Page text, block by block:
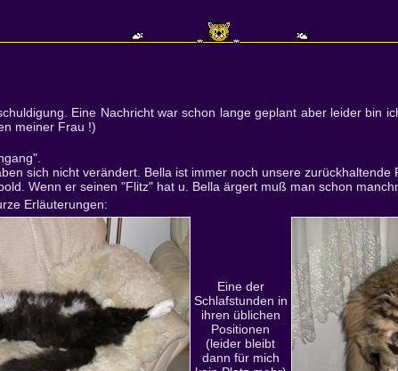
Eine Nachricht war schon lange geplant aber leider bin
meiner Frau !)
sich nicht verändert. Bella ist immer noch unsere zurückhaltende
Wenn er seinen "Flitz" hat u. Bella ärgert muß man schon
Erläuterungen:
Eine der
Schlafstunden in
ihren üblichen
Positionen
(leider bleibt
dann für mich